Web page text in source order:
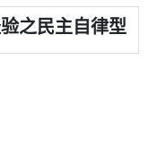
之民主自律型